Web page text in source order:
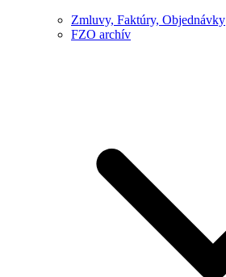
Zmluvy, Faktúry, Objednávky
FZO archív